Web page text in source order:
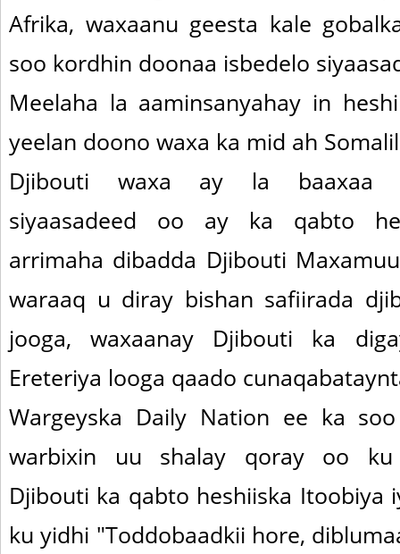
Afrika, waxaanu geesta kale
soo kordhin doonaa isbedelo
Meelaha la aaminsanyahay in
yeelan doono waxa ka mid ah
Djibouti waxa ay la baaxaa
siyaasadeed oo ay ka qabto
arrimaha dibadda Djibouti
waraaq u diray bishan safiirada
jooga, waxaanay Djibouti ka
Ereteriya looga qaado
Wargeyska Daily Nation ee ka
warbixin uu shalay qoray oo ku
Djibouti ka qabto heshiiska Itoobiya
ku yidhi "Toddobaadkii hore,